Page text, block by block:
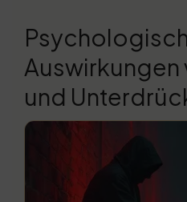
Auswirkungen
und